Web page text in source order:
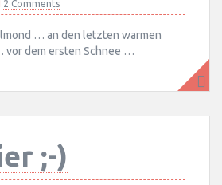
2 Comments
… an den letzten warmen
vor dem ersten Schnee …
;-)